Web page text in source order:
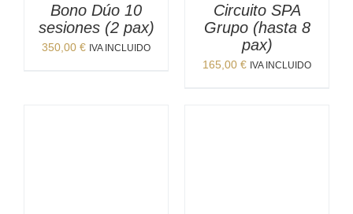
Bono Dúo 10
sesiones (2 pax)
350,00 € IVA INCLUIDO
Circuito SPA
Grupo (hasta 8
pax)
165,00 € IVA INCLUIDO